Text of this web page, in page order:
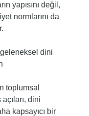
yapısını değil,
normlarını da
geleneksel dini
toplumsal
dini
kapsayıcı bir